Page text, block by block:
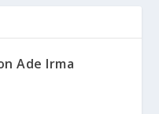
Ade Irma